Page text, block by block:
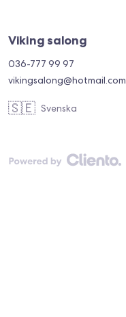
Viking salong
036-777 99 97
vikingsalong@hotmail.com
🇸🇪 Svenska